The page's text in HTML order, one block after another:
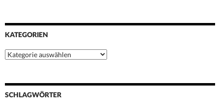
KATEGORIEN
Kategorien
SCHLAGWÖRTER